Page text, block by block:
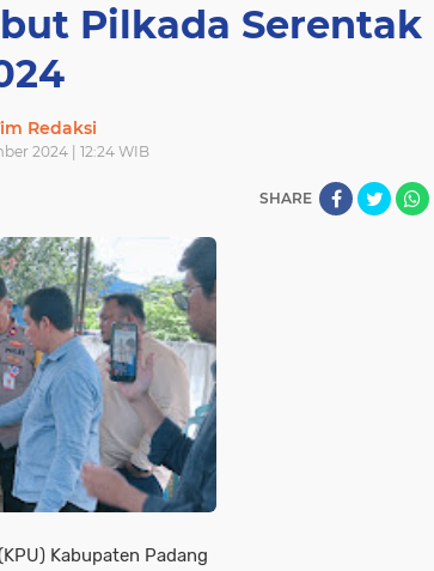
Pilkada Serentak
Redaksi
2024 | 12:24 WIB
SHARE
Kabupaten Padang